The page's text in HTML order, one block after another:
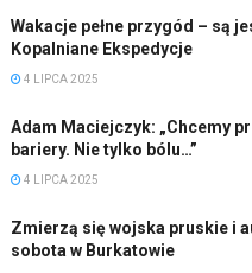
Wakacje pełne przygód – są
Kopalniane Ekspedycje
4 LIPCA 2025
Adam Maciejczyk: „Chcemy
bariery. Nie tylko bólu…”
4 LIPCA 2025
Zmierzą się wojska pruskie i
sobota w Burkatowie